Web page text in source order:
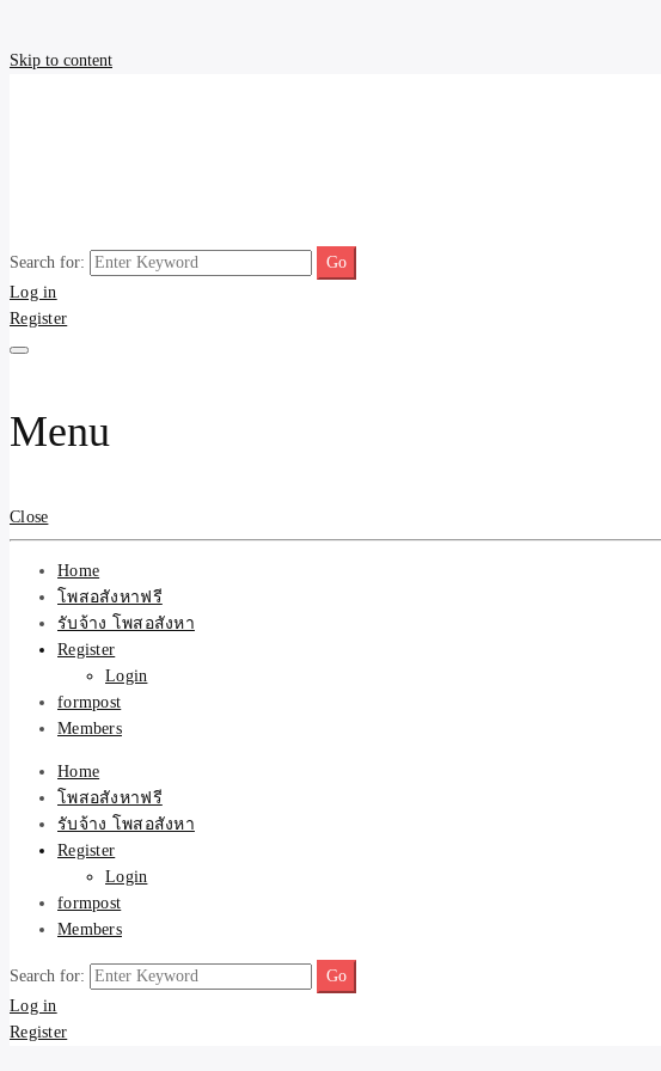
Skip to content
รับประกาศ รับจ้างโพสขายบ้าน
รับจ้าง โพสอสังหา.com บริการ
รับจ้างโพสขายบ้าน ราคาถูก ประกาศ ขายอสังหา โฆษณา ไม่มีค่านายหน้า โพสอสังหา
Search for:
Log in
Register
Menu
Close
Home
โพสอสังหาฟรี
รับจ้าง โพสอสังหา
Register
Login
formpost
Members
Home
โพสอสังหาฟรี
รับจ้าง โพสอสังหา
Register
Login
formpost
Members
Search for:
Log in
Register